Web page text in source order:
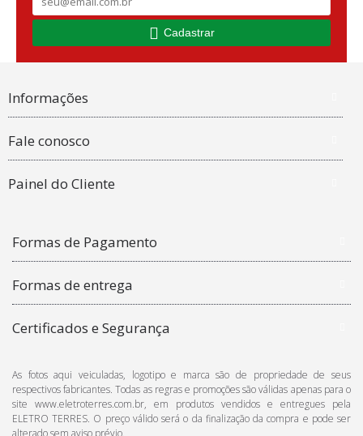
Cadastrar
Informações
Fale conosco
Painel do Cliente
Formas de Pagamento
Formas de entrega
Certificados e Segurança
As fotos aqui veiculadas, logotipo e marca são de propriedade de seus
respectivos fabricantes. Todas as regras e promoções são válidas apenas para o
site www.eletroterres.com.br, em produtos vendidos e entregues pela
ELETRO TERRES. O preço válido será o da finalização da compra e pode ser